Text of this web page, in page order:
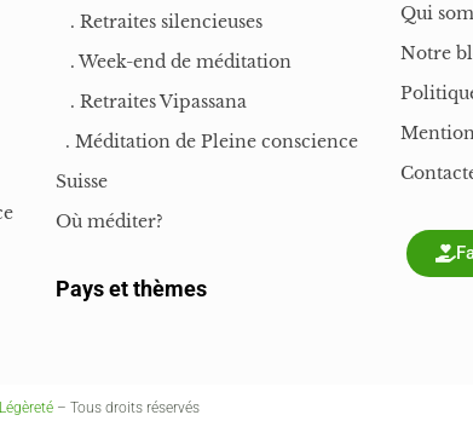
. Retraites silencieuses
. Week-end de méditation
. Retraites Vipassana
. Méditation de Pleine conscience
Suisse
Où méditer?
Pays et thèmes
Qui
Notre
– Tous droits réservés